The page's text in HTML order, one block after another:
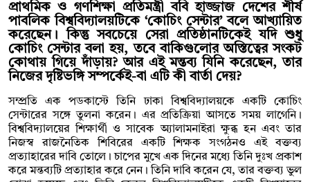
প্রাথমিক ও গণশিক্ষা প্রতিমন্ত্রী ববি হাজ্জাজ দেশের শীর্ষ
পাবলিক বিশ্ববিদ্যালয়টিকে ‘কোচিং সেন্টার’ বলে আখ্যায়িত
করেছেন। কিন্তু সবচেয়ে সেরা প্রতিষ্ঠানটিকেই যদি শুধু
কোচিং সেন্টার বলা হয়, তবে বাকিগুলোর অস্তিত্বের সংকট
কোথায় গিয়ে দাঁড়ায়? আর এই মন্তব্য যিনি করেছেন, তার
নিজের দৃষ্টিভঙ্গি সম্পর্কেই-বা এটি কী বার্তা দেয়?
সম্প্রতি এক পডকাস্টে তিনি ঢাকা বিশ্ববিদ্যালয়কে একটি কোচিং
সেন্টারের সঙ্গে তুলনা করেন। এর প্রতিক্রিয়া আসতে সময় লাগেনি।
বিশ্ববিদ্যালয়ের শিক্ষার্থী ও সাবেক অ্যালামনাইরা ক্ষুব্ধ হন এবং তার
নিজস্ব রাজনৈতিক শিবিরের একটি শিক্ষক সংগঠনও এই বক্তব্য
প্রত্যাহারের দাবি তোলে। চাপের মুখে এক দিনের মধ্যে তিনি দুঃখ প্রকাশ
করে মন্তব্যটি প্রত্যাহার করে নেন। তিনি দাবি করেন যে, তার বক্তব্য ভুল